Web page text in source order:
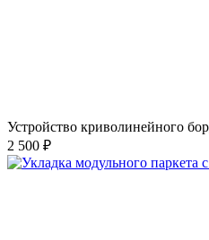
Устройство криволинейного
2 500 ₽